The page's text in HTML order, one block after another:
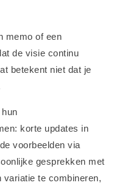
memo of een
de visie continu
betekent niet dat je
korte updates in
voorbeelden via
gesprekken met
te combineren,